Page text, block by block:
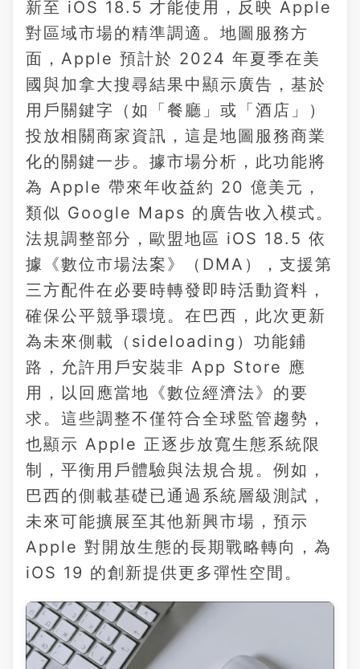
新至 iOS 18.5 才能使用，反映 Apple
對區域市場的精準調適。地圖服務方
面，Apple 預計於 2024 年夏季在美
國與加拿大搜尋結果中顯示廣告，基於
用戶關鍵字（如「餐廳」或「酒店」）
投放相關商家資訊，這是地圖服務商業
化的關鍵一步。據市場分析，此功能將
為 Apple 帶來年收益約 20 億美元，
類似 Google Maps 的廣告收入模式。
法規調整部分，歐盟地區 iOS 18.5 依
據《數位市場法案》（DMA），支援第
三方配件在必要時轉發即時活動資料，
確保公平競爭環境。在巴西，此次更新
為未來側載（sideloading）功能鋪
路，允許用戶安裝非 App Store 應
用，以回應當地《數位經濟法》的要
求。這些調整不僅符合全球監管趨勢，
也顯示 Apple 正逐步放寬生態系統限
制，平衡用戶體驗與法規合規。例如，
巴西的側載基礎已通過系統層級測試，
未來可能擴展至其他新興市場，預示
Apple 對開放生態的長期戰略轉向，為
iOS 19 的創新提供更多彈性空間。